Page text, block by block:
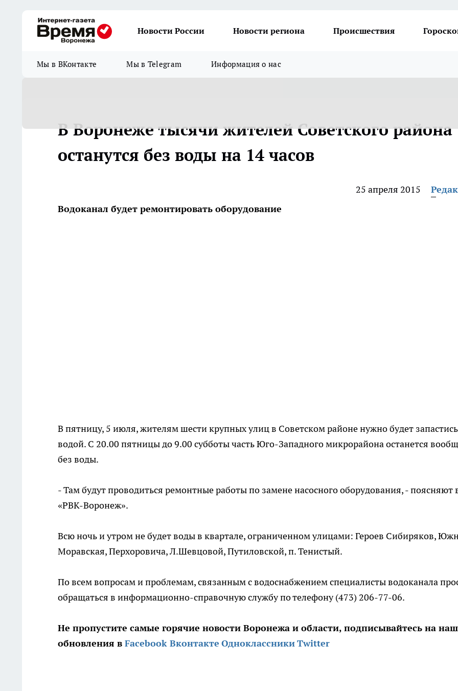
Новости России Новости региона Происшествия
Мы в ВКонтакте Мы в Telegram Информация о нас
В Воронеже тысячи жителей Советского района
останутся без воды на 14 часов
25 апреля 2015
Водоканал будет ремонтировать оборудование
В пятницу, 5 июля, жителям шести крупных улиц в Советском районе нужно будет запастись
водой. С 20.00 пятницы до 9.00 субботы часть Юго-Западного микрорайона останется
без воды.
- Там будут проводиться ремонтные работы по замене насосного оборудования, - поясняют
«РВК-Воронеж».
Всю ночь и утром не будет воды в квартале, ограниченном улицами: Героев Сибиряков,
Моравская, Перхоровича, Л.Шевцовой, Путиловской, п. Тенистый.
По всем вопросам и проблемам, связанным с водоснабжением специалисты водоканала
обращаться в информационно-справочную службу по телефону (473) 206-77-06.
Не пропустите самые горячие новости Воронежа и области, подписывайтесь на
обновления в Facebook Вконтакте ОдноклассникиTwitter